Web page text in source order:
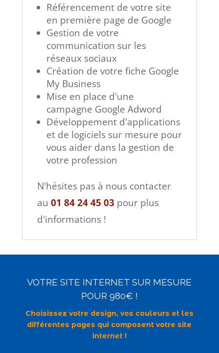
Référencement de votre site
en première page de Google
Gestion de votre
communication sur les
réseaux sociaux
Création de votre fiche Google
My Business
Mise en place d'une
campagne Google Adword
Développement d'applications
et de logiciels sur mesure pour
vous aider dans la gestion de
votre profession
N'hésites pas à nous contacter
au 01 84 24 45 03 pour plus
d'informations !
VOTRE SITE INTERNET SUR MESURE
POUR 980€ !
Choisissez votre design, vos couleurs et les
différentes pages qui composent votre site
internet !